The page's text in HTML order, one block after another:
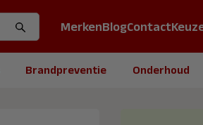
MerkenBlogContact
Brandpreventie Onderhoud